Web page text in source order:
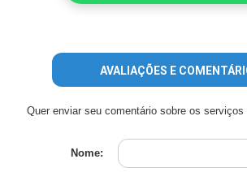
AVALIAÇÕES E
Quer enviar seu comentário sobre os
Nome: